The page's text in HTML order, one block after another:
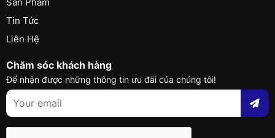
Tin Tức
Liên Hệ
Chăm sóc khách hàng
Để nhận được những thông tin ưu đãi của chúng tôi!